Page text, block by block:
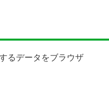
るデータをブラウザ